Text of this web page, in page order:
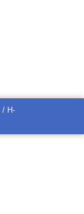
/ H-